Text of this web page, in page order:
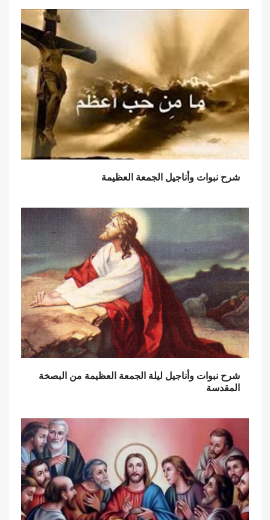
شرح نبوات وأناجيل الجمعة العظيمة
شرح نبوات وأناجيل ليلة الجمعة العظيمة من البصخة
المقدسة